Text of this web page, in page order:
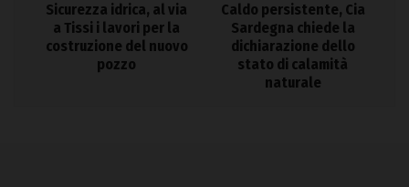
Sicurezza idrica, al via
a Tissi i lavori per la
costruzione del nuovo
pozzo
Caldo persistente, Cia
Sardegna chiede la
dichiarazione dello
stato di calamità
naturale